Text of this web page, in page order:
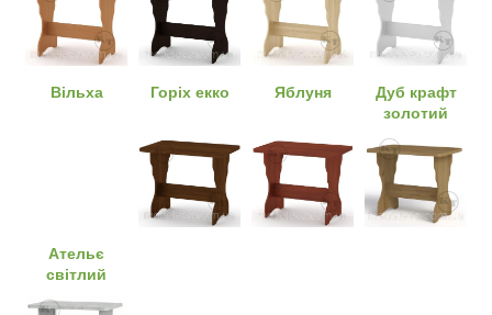
Вільха Горіх екко Яблуня
Дуб крафт
золотий
Ательє
світлий